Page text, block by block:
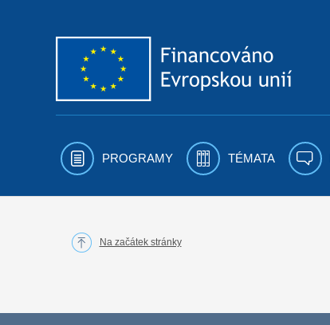
PROGRAMY TÉMATA
Na začátek stránky